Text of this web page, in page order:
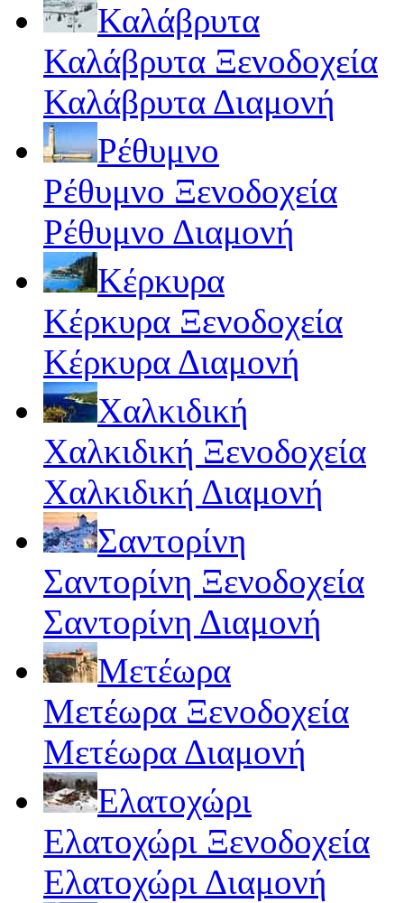
Καλάβρυτα
Καλάβρυτα Ξενοδοχεία
Καλάβρυτα Διαμονή
Ρέθυμνο
Ρέθυμνο Ξενοδοχεία
Ρέθυμνο Διαμονή
Κέρκυρα
Κέρκυρα Ξενοδοχεία
Κέρκυρα Διαμονή
Χαλκιδική
Χαλκιδική Ξενοδοχεία
Χαλκιδική Διαμονή
Σαντορίνη
Σαντορίνη Ξενοδοχεία
Σαντορίνη Διαμονή
Μετέωρα
Μετέωρα Ξενοδοχεία
Μετέωρα Διαμονή
Ελατοχώρι
Ελατοχώρι Ξενοδοχεία
Ελατοχώρι Διαμονή